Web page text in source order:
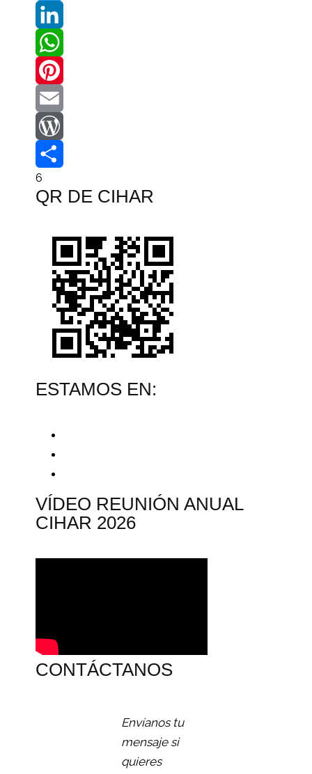
Twitter
LinkedIn
WhatsApp
Pinterest
Email
WordPress
Compartir
6
QR DE CIHAR
ESTAMOS EN:
VÍDEO REUNIÓN ANUAL
CIHAR 2026
CONTÁCTANOS
Envíanos tu
mensaje si
quieres